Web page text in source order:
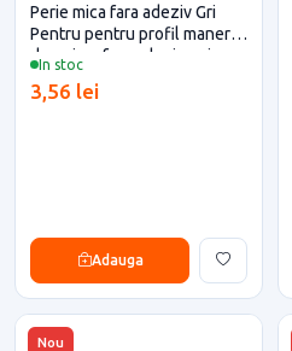
In stoc
Perie mica fara adeziv Gri
Pentru pentru profil maner
dressing, fara adeziv, gri,
3,56 lei
Adauga
Nou